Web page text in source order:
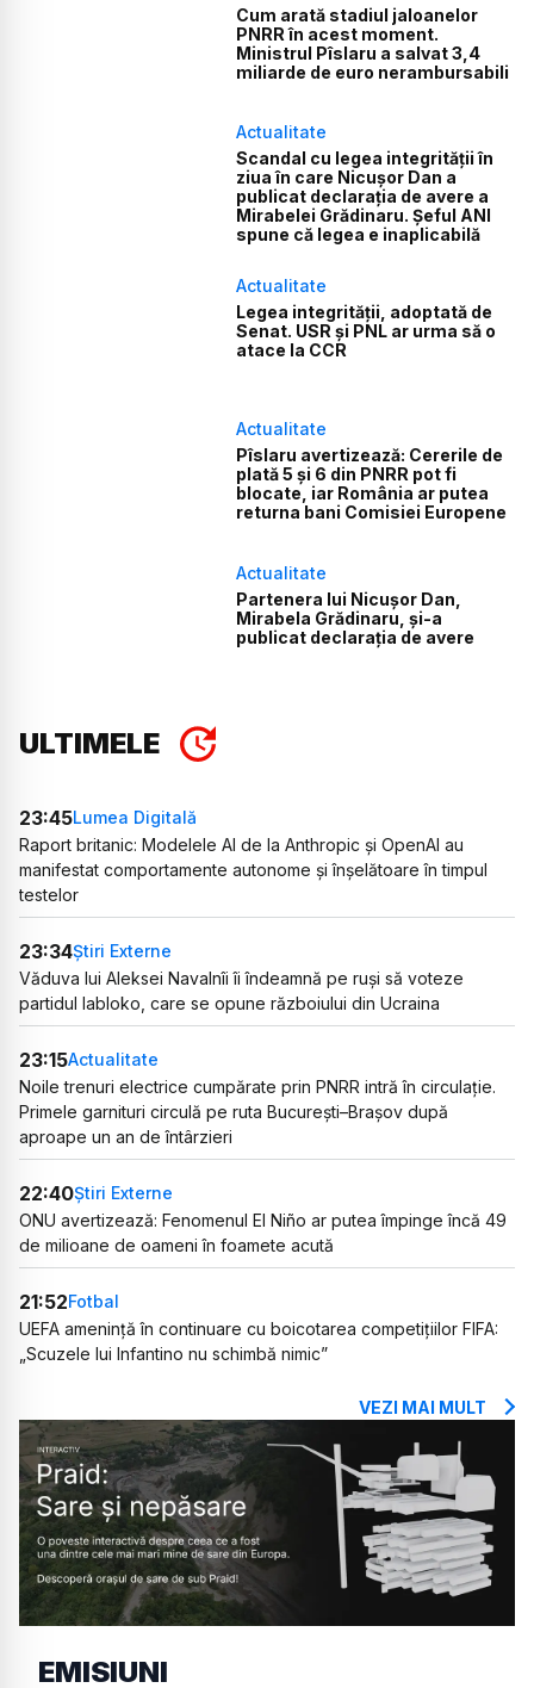
Cum arată stadiul jaloanelor
PNRR în acest moment.
Ministrul Pîslaru a salvat 3,4
miliarde de euro nerambursabili
Actualitate
Scandal cu legea integrității în
ziua în care Nicușor Dan a
publicat declarația de avere a
Mirabelei Grădinaru. Șeful ANI
spune că legea e inaplicabilă
Actualitate
Legea integrității, adoptată de
Senat. USR și PNL ar urma să o
atace la CCR
Actualitate
Pîslaru avertizează: Cererile de
plată 5 și 6 din PNRR pot fi
blocate, iar România ar putea
returna bani Comisiei Europene
Actualitate
Partenera lui Nicușor Dan,
Mirabela Grădinaru, și-a
publicat declarația de avere
ULTIMELE
23:45Lumea Digitală
Raport britanic: Modelele AI de la Anthropic și OpenAI au
manifestat comportamente autonome și înșelătoare în timpul
testelor
23:34Știri Externe
Văduva lui Aleksei Navalnîi îi îndeamnă pe ruși să voteze
partidul Iabloko, care se opune războiului din Ucraina
23:15Actualitate
Noile trenuri electrice cumpărate prin PNRR intră în circulație.
Primele garnituri circulă pe ruta București–Brașov după
aproape un an de întârzieri
22:40Știri Externe
ONU avertizează: Fenomenul El Niño ar putea împinge încă 49
de milioane de oameni în foamete acută
21:52Fotbal
UEFA amenință în continuare cu boicotarea competițiilor FIFA:
„Scuzele lui Infantino nu schimbă nimic”
VEZI MAI MULT
EMISIUNI